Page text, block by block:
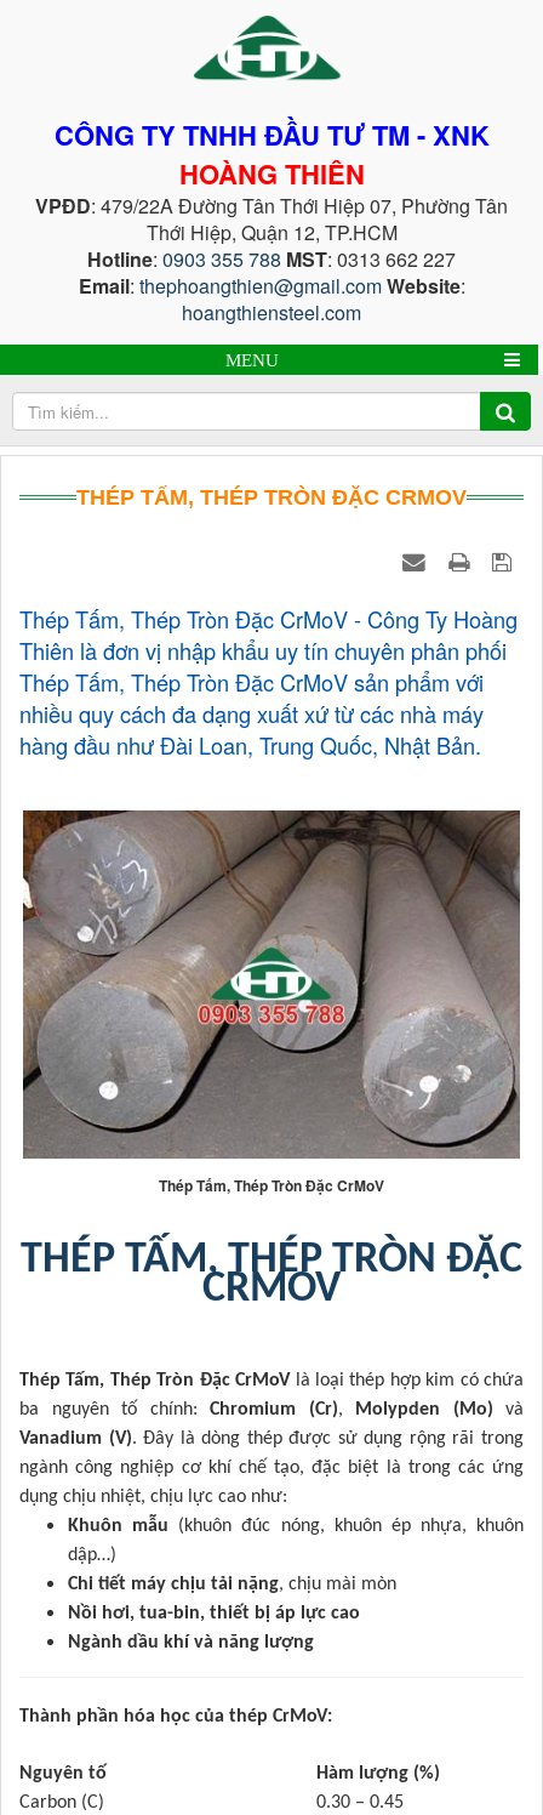
CÔNG TY TNHH ĐẦU TƯ TM - XNK
HOÀNG THIÊN
VPĐD: 479/22A Đường Tân Thới Hiệp 07, Phường Tân
Thới Hiệp, Quận 12, TP.HCM
Hotline: 0903 355 788 MST: 0313 662 227
Email: thephoangthien@gmail.comWebsite:
hoangthiensteel.com
MENU
THÉP TẤM, THÉP TRÒN ĐẶC CRMOV
Thép Tấm, Thép Tròn Đặc CrMoV - Công Ty Hoàng
Thiên là đơn vị nhập khẩu uy tín chuyên phân phối
Thép Tấm, Thép Tròn Đặc CrMoV sản phẩm với
nhiều quy cách đa dạng xuất xứ từ các nhà máy
hàng đầu như Đài Loan, Trung Quốc, Nhật Bản.
Thép Tấm, Thép Tròn Đặc CrMoV
THÉP TẤM, THÉP TRÒN ĐẶC
CRMOV
Thép Tấm, Thép Tròn Đặc CrMoV là loại thép hợp kim có chứa
ba nguyên tố chính: Chromium (Cr), Molypden (Mo) và
Vanadium (V). Đây là dòng thép được sử dụng rộng rãi trong
ngành công nghiệp cơ khí chế tạo, đặc biệt là trong các ứng
dụng chịu nhiệt, chịu lực cao như:
Khuôn mẫu (khuôn đúc nóng, khuôn ép nhựa, khuôn
dập…)
Chi tiết máy chịu tải nặng, chịu mài mòn
Nồi hơi, tua-bin, thiết bị áp lực cao
Ngành dầu khí và năng lượng
Thành phần hóa học của thép CrMoV:
Nguyên tố
Hàm lượng (%)
Carbon (C)
0.30 – 0.45